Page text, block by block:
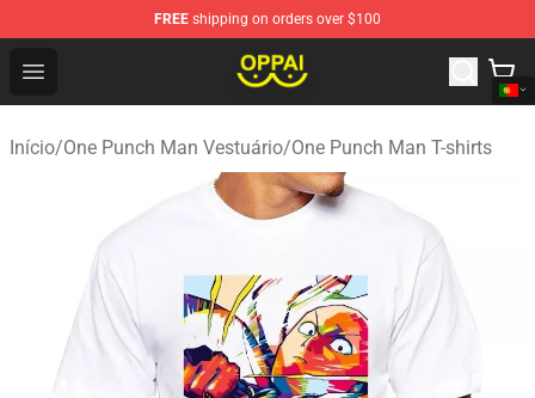
FREE shipping on orders over $100
Open menu
Oppai Store - Official Oppai Merchandise Shop
Início/One Punch Man Vestuário/One Punch Man T-shirts